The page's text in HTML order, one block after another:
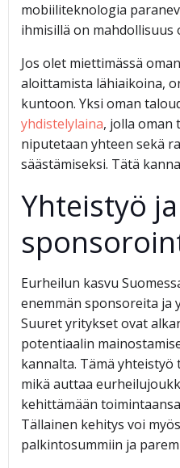
mobiiliteknologia
ihmisillä on mahdollisuus
Jos olet miettimässä
aloittamista lähiaikoina,
kuntoon. Yksi oman
yhdistelylaina, jolla oman
niputetaan yhteen sekä
säästämiseksi. Tätä
Yhteistyö ja
Eurheilun kasvu
enemmän sponsoreita ja
Suuret yritykset ovat
potentiaalin
kannalta. Tämä
mikä auttaa
kehittämään
Tällainen kehitys voi
palkintosummiin ja